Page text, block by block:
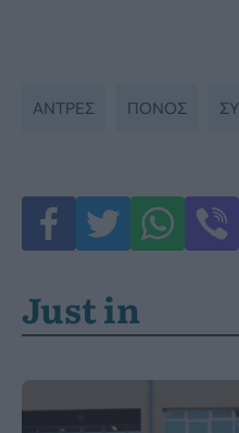
ΆΝΤΡΕΣ ΠΟΝΟΣ
Just in